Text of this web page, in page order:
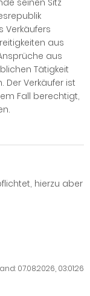
seinen Sitz
Verkäufers
aus
aus
Tätigkeit
Der Verkäufer ist
Fall berechtigt,
hierzu aber
07.08.2026, 03:01:26